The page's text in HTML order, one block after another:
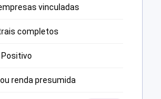
vinculadas
completos
renda presumida